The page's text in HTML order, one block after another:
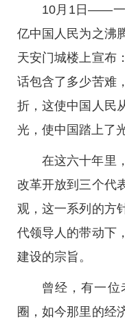
10月1日——一
亿中国人民为之沸
天安门城楼上宣布
话包含了多少苦难
折，这使中国人民
光，使中国踏上了
在这六十年里
改革开放到三个代
观，这一系列的方
代领导人的带动下
建设的宗旨。
曾经，有一位
圈，如今那里的经